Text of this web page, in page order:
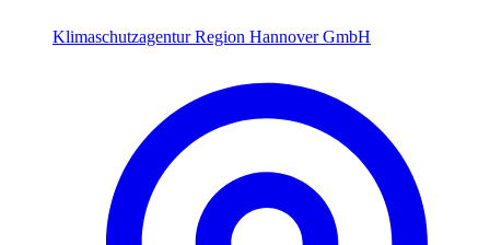
Klimaschutzagentur Region Hannover GmbH